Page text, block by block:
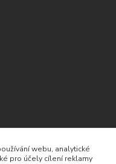
webu, analytické
pro účely cílení reklamy